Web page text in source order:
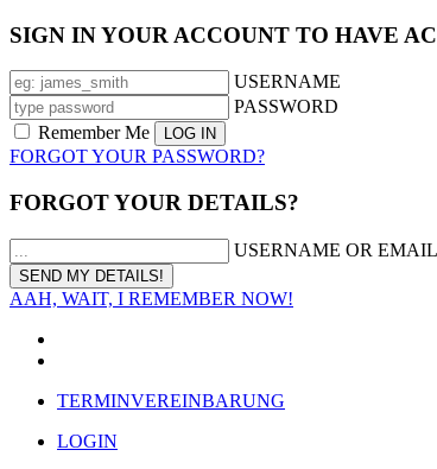
SIGN IN YOUR ACCOUNT TO HAVE
USERNAME
PASSWORD
Remember Me
FORGOT YOUR PASSWORD?
FORGOT YOUR DETAILS?
USERNAME OR EMAIL
AAH, WAIT, I REMEMBER NOW!
TERMINVEREINBARUNG
LOGIN